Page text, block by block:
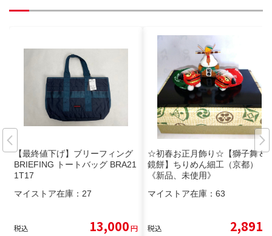
【最終値下げ】ブリーフィング
BRIEFING トートバッグ BRA21
1T17
マイストア在庫： 27
税込 13,000円
☆初春お正月飾り☆【獅子舞＆
鏡餅】ちりめん細工（京都）
《新品、未使用》
マイストア在庫： 63
税込 2,891